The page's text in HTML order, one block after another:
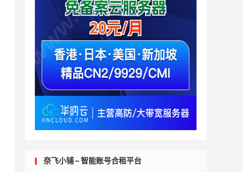
奈飞小铺 – 智能账号合租平台